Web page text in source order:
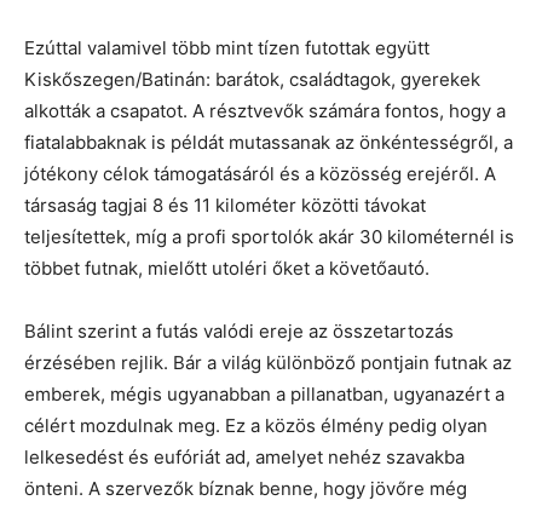
Ezúttal valamivel több mint tízen futottak együtt
Kiskőszegen/Batinán: barátok, családtagok, gyerekek
alkották a csapatot. A résztvevők számára fontos, hogy a
fiatalabbaknak is példát mutassanak az önkéntességről, a
jótékony célok támogatásáról és a közösség erejéről. A
társaság tagjai 8 és 11 kilométer közötti távokat
teljesítettek, míg a profi sportolók akár 30 kilométernél is
többet futnak, mielőtt utoléri őket a követőautó.
Bálint szerint a futás valódi ereje az összetartozás
érzésében rejlik. Bár a világ különböző pontjain futnak az
emberek, mégis ugyanabban a pillanatban, ugyanazért a
célért mozdulnak meg. Ez a közös élmény pedig olyan
lelkesedést és eufóriát ad, amelyet nehéz szavakba
önteni. A szervezők bíznak benne, hogy jövőre még